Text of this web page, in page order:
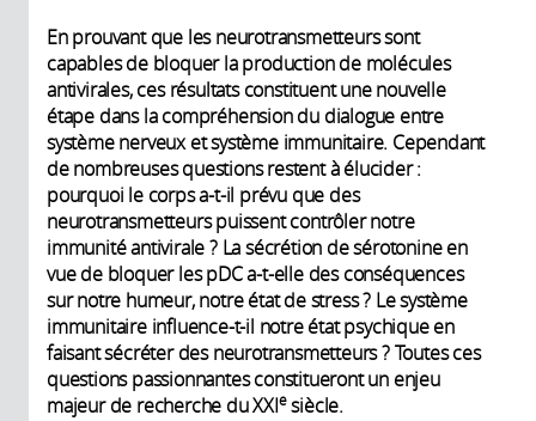
En prouvant que les neurotransmetteurs sont
capables de bloquer la production de molécules
antivirales, ces résultats constituent une nouvelle
étape dans la compréhension du dialogue entre
système nerveux et système immunitaire. Cependant
de nombreuses questions restent à élucider :
pourquoi le corps a-t-il prévu que des
neurotransmetteurs puissent contrôler notre
immunité antivirale ? La sécrétion de sérotonine en
vue de bloquer les pDC a-t-elle des conséquences
sur notre humeur, notre état de stress ? Le système
immunitaire influence-t-il notre état psychique en
faisant sécréter des neurotransmetteurs ? Toutes ces
questions passionnantes constitueront un enjeu
majeur de recherche du XXIesiècle.